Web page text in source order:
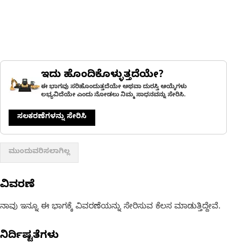
ಇದು ಹೊಂದಿಕೊಳ್ಳುತ್ತದೆಯೇ?
ಈ ಭಾಗವು ಸರಿಹೊಂದುತ್ತದೆಯೇ ಅಥವಾ ದುರಸ್ತಿ ಆಯ್ಕೆಗಳು
ಲಭ್ಯವಿದೆಯೇ ಎಂದು ನೋಡಲು ನಿಮ್ಮ ಸಾಧನವನ್ನು ಸೇರಿಸಿ.
ಸಲಕರಣೆಗಳನ್ನು ಸೇರಿಸಿ
ಮುಂದುವರಿಸಲಾಗಿಲ್ಲ
ವಿವರಣೆ
ನಾವು ಇನ್ನೂ ಈ ಭಾಗಕ್ಕೆ ವಿವರಣೆಯನ್ನು ಸೇರಿಸುವ ಕೆಲಸ ಮಾಡುತ್ತಿದ್ದೇವೆ.
ನಿರ್ದಿಷ್ಟತೆಗಳು